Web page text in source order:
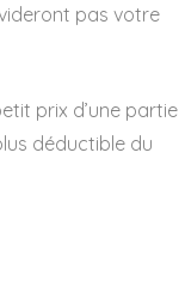
pas votre
prix d’une partie
déductible du